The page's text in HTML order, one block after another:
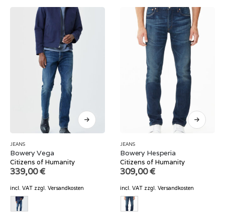
JEANS
Bowery Vega
Citizens of Humanity
339,00€
incl. VAT zzgl. Versandkosten
JEANS
Bowery Hesperia
Citizens of Humanity
309,00€
incl. VAT zzgl. Versandkosten